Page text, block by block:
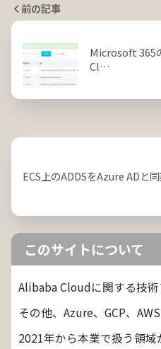
前の記事
Microsoft 365
Cl…
ECS上のADDSをAzure ADと
このサイトについて
Alibaba Cloudに関する技
その他、Azure、GCP、
2021年から本業で扱う領